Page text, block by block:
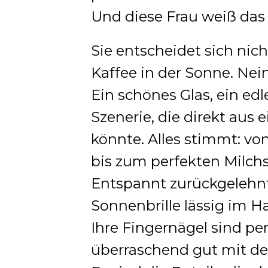
Und diese Frau weiß
Sie entscheidet sich
Kaffee in der Sonne.
Ein schönes Glas, ein
Szenerie, die direkt aus
könnte. Alles stimmt:
bis zum perfekten
Entspannt
Sonnenbrille lässig im
Ihre Fingernägel sind
überraschend gut mit